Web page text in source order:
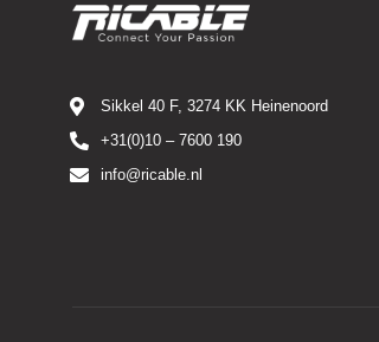
Sikkel 40 F, 3274 KK Heinenoord
+31(0)10 – 7600 190
info@ricable.nl